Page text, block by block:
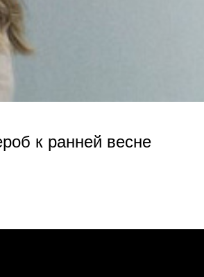
к ранней весне